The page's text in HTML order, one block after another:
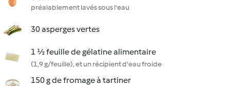
préalablement lavés sous l'eau
30 asperges vertes
1 ½ feuille de gélatine alimentaire
(1,9 g/feuille), et un récipient d'eau froide
150 g de fromage à tartiner